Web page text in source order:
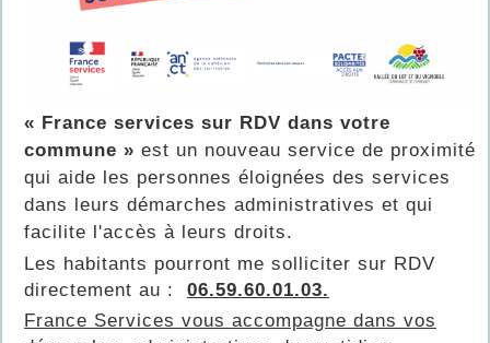
« France services sur RDV dans votre
commune » est un nouveau service de proximité
qui aide les personnes éloignées des services
dans leurs démarches administratives et qui
facilite l'accès à leurs droits.
Les habitants pourront me solliciter sur RDV
directement au : 06.59.60.01.03.
France Services vous accompagne dans vos